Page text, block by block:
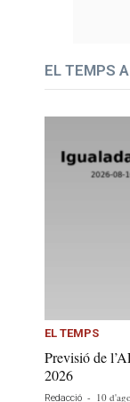
EL TEMPS
EL TEMPS
Previsió de
2026
Redacció - 10